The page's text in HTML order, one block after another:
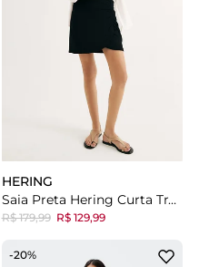
HERING
Saia Preta Hering Curta Transpassada Em Ribana Lisa
R$ 179,99 R$ 129,99
-20%